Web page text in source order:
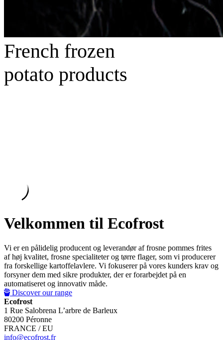
French frozen
potato products
Velkommen til Ecofrost
Vi er en pålidelig producent og leverandør af frosne pommes frites
af høj kvalitet, frosne specialiteter og tørre flager, som vi producerer
fra forskellige kartoffelavlere. Vi fokuserer på vores kunders krav og
forsyner dem med sikre produkter, der er forarbejdet på en
automatiseret og innovativ måde.
Discover our range
Ecofrost
1 Rue Salobrena L’arbre de Barleux
80200 Péronne
FRANCE / EU
info@ecofrost.fr